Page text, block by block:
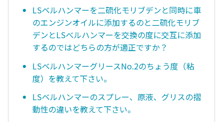
LSベルハンマーを二硫化モリブデンと同時に車
のエンジンオイルに添加するのと二硫化モリブ
デンとLSべルハンマーを交換の度に交互に添加
するのではどちらの方が適正ですか？
LSベルハンマーグリースNo.2のちょう度（粘
度）を教えて下さい。
LSベルハンマーのスプレー、原液、グリスの摺
動性の違いを教えて下さい。